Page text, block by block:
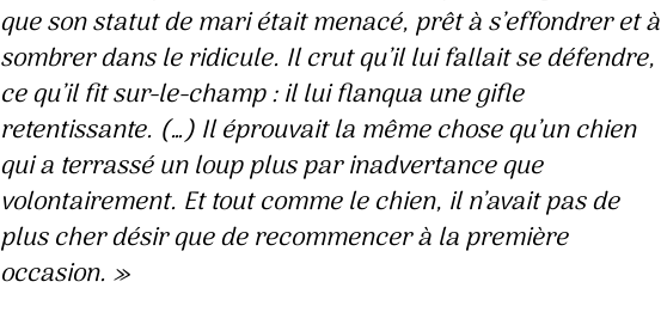
que son statut de mari était menacé, prêt à s’effondrer et à
sombrer dans le ridicule. Il crut qu’il lui fallait se défendre,
ce qu’il fit sur-le-champ : il lui flanqua une gifle
retentissante. (…) Il éprouvait la même chose qu’un chien
qui a terrassé un loup plus par inadvertance que
volontairement. Et tout comme le chien, il n’avait pas de
plus cher désir que de recommencer à la première
occasion. »